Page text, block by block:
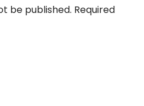
be published. Required